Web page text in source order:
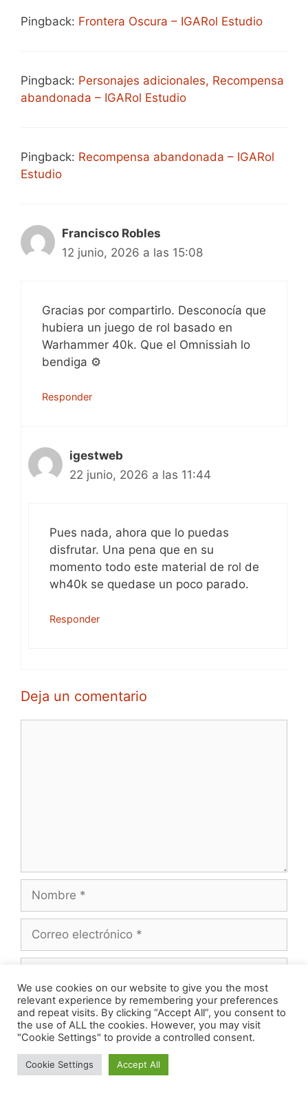
Pingback: Frontera Oscura – IGARol Estudio
Pingback: Personajes adicionales, Recompensa
abandonada – IGARol Estudio
Pingback: Recompensa abandonada – IGARol
Estudio
Francisco Robles
12 junio, 2026 a las 15:08
Gracias por compartirlo. Desconocía que
hubiera un juego de rol basado en
Warhammer 40k. Que el Omnissiah lo
bendiga ⚙️
Responder
igestweb
22 junio, 2026 a las 11:44
Pues nada, ahora que lo puedas
disfrutar. Una pena que en su
momento todo este material de rol de
wh40k se quedase un poco parado.
Responder
Deja un comentario
electrónico
Web
Guarda mi nombre, correo electrónico y web
en este navegador para la próxima vez que
comente.
We use cookies on our website to give you the most
relevant experience by remembering your preferences
and repeat visits. By clicking “Accept All”, you consent to
the use of ALL the cookies. However, you may visit
"Cookie Settings" to provide a controlled consent.
Cookie Settings Accept All